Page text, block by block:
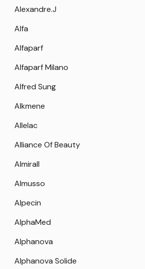
Alexandre.J
Alfa
Alfaparf
Alfaparf Milano
Alfred Sung
Alkmene
Allelac
Alliance Of Beauty
Almirall
Almusso
Alpecin
AlphaMed
Alphanova
Alphanova Solide